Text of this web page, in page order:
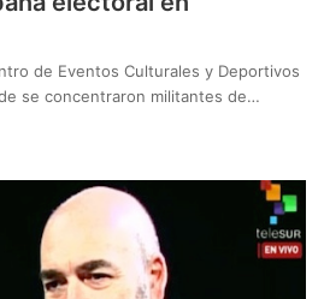
de Eventos Culturales y Deportivos
se concentraron militantes de…